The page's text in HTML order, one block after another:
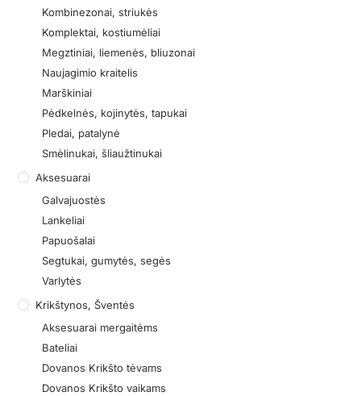
Kombinezonai, striukės
Komplektai, kostiumėliai
Megztiniai, liemenės, bliuzonai
Naujagimio kraitelis
Marškiniai
Pėdkelnės, kojinytės, tapukai
Pledai, patalynė
Smėlinukai, šliaužtinukai
Aksesuarai
Galvajuostės
Lankeliai
Papuošalai
Segtukai, gumytės, segės
Varlytės
Krikštynos, Šventės
Aksesuarai mergaitėms
Bateliai
Dovanos Krikšto tėvams
Dovanos Krikšto vaikams